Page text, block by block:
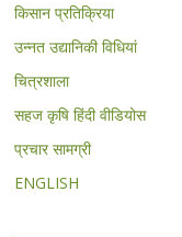
किसान प्रतिक्रिया
उन्नत उद्यानिकी विधियां
चित्रशाला
सहज कृषि हिंदी वीडियोस
प्रचार सामग्री
ENGLISH